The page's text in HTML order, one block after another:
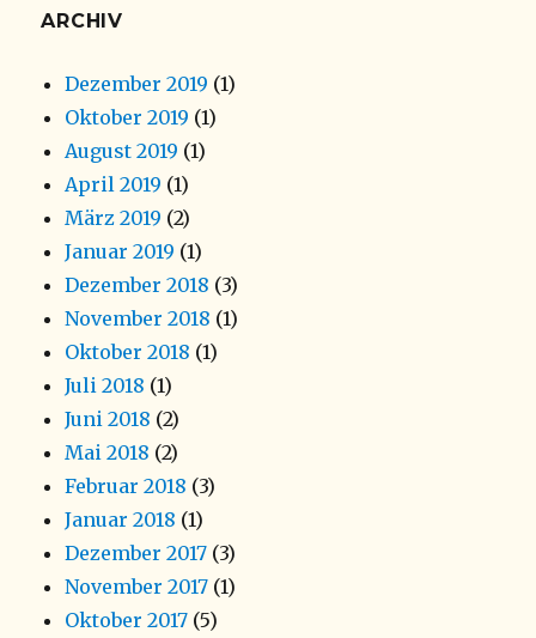
ARCHIV
Dezember 2019 (1)
Oktober 2019 (1)
August 2019 (1)
April 2019 (1)
März 2019 (2)
Januar 2019 (1)
Dezember 2018 (3)
November 2018 (1)
Oktober 2018 (1)
Juli 2018 (1)
Juni 2018 (2)
Mai 2018 (2)
Februar 2018 (3)
Januar 2018 (1)
Dezember 2017 (3)
November 2017 (1)
Oktober 2017 (5)